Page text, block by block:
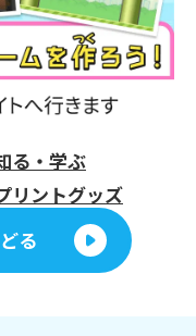
る・学ぶ
リントグッズ
る